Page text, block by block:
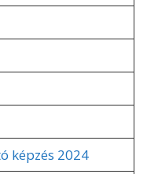
képzés 2024